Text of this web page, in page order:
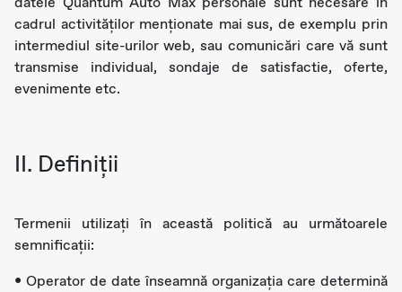
cadrul activităților menționate mai sus, de exemplu prin
intermediul site-urilor web, sau comunicări care vă sunt
transmise individual, sondaje de satisfactie, oferte,
evenimente etc.
II. Definiții
Termenii utilizaţi în această politică au următoarele
semnificații:
• Operator de date înseamnă organizația care determină